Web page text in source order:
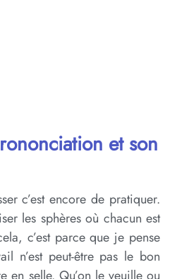
et son
c’est encore de pratiquer.
les sphères où chacun est
c’est parce que je pense
n’est peut-être pas le bon